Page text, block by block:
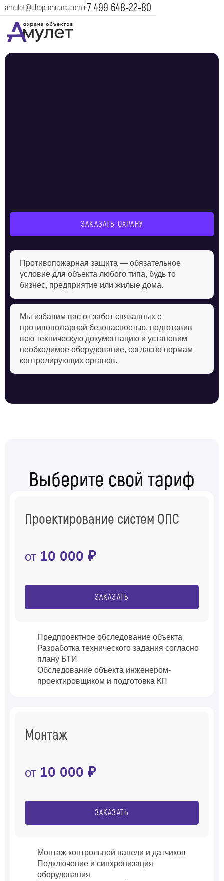
amulet@chop-ohrana.com+7 499 648-22-80
ЗАКАЗАТЬ ОХРАНУ
Противопожарная защита — обязательное
условие для объекта любого типа, будь то
бизнес, предприятие или жилые дома.
Мы избавим вас от забот связанных с
противопожарной безопасностью, подготовив
всю техническую документацию и установим
необходимое оборудование, согласно нормам
контролирующих органов.
Выберите свой тариф
Проектирование систем ОПС
от 10 000 ₽
ЗАКАЗАТЬ
Предпроектное обследование объекта
Разработка технического задания согласно
плану БТИ
Обследование объекта инженером-
проектировщиком и подготовка КП
Монтаж
от 10 000 ₽
ЗАКАЗАТЬ
Монтаж контрольной панели и датчиков
Подключение и синхронизация
оборудования